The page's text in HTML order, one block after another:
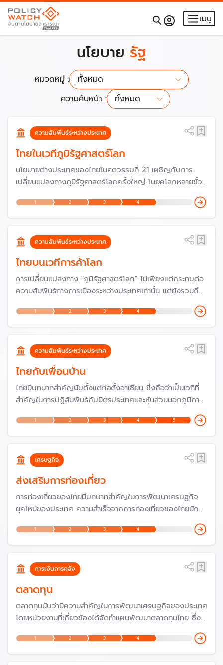
เมนู
นโยบาย รัฐ
หมวดหมู่ :
ทั้งหมด
ความคืบหน้า :
ทั้งหมด
ทั้งหมด
ตัดสินใจ
ประเมินผล
ความสัมพันธ์ระหว่างประเทศ
ไทยในเวทีภูมิรัฐศาสตร์โลก
นโยบายต่างประเทศของไทยในศตวรรษที่ 21 เผชิญกับการ
เปลี่ยนแปลงทางภูมิรัฐศาสตร์โลกครั้งใหญ่ ในยุคโลกหลายขั้ว
นโยบาย "สะพานเชื่อมและสร้างสมดุล" แต่จะประสบความสำเร็จ
แค่ไหน ถือเป็นความท้าทายอย่างมากว่าประเทศจะอยู่อย่างไร
1 2 3 4
ความสัมพันธ์ระหว่างประเทศ
ไทยบนเวทีการค้าโลก
การเปลี่ยนแปลงทาง "ภูมิรัฐศาสตร์โลก" ไม่เพียงแต่กระทบต่อ
ความสัมพันธ์ทางการเมืองระหว่างประเทศเท่านั้น แต่ยังรวมถึง
ทางเศรษฐกิจอีกด้วยที่ประเทศมหาอำนาจใช้เป็น "อาวุธ" หรือที่
เรียกว่า "สงครามการค้า" ดังนั้น จึงเป็นความท้าทายว่า
ประเทศไทยจะผ่ากระแสระเบียบโลกยุคใหม่ไปได้อย่างไร
1 2 3 4
ความสัมพันธ์ระหว่างประเทศ
ไทยกับเพื่อนบ้าน
ไทยมีบทบาทสำคัญนับตั้งแต่ก่อตั้งอาเซียน ซึ่งถือว่าเป็นเวทีที่
สำคัญในการปฏิสัมพันธ์กับมิตรประเทศและหุ้นส่วนนอกภูมิภาค
เพื่อส่งเสริมสันติภาพและความเจริญรุ่งเรืองของภูมิภาค รวม
ทั้งเป็นเครื่องมือด้านการต่างประเทศอย่างหนึ่งที่สำคัญของไทย
ในการช่วยผลักดันนโยบายและประเด็นที่ไทยให้ความสำคัญให้
1 2 3 4 5
เศรษฐกิจ
ส่งเสริมการท่องเที่ยว
การท่องเที่ยวของไทยมีบทบาทสำคัญในการพัฒนาเศรษฐกิจ
ยุคใหม่ของประเทศ ความสำเร็จจากการท่องเที่ยวของไทยมักจะ
เศรษฐกิจภาคบริการ ซึ่งปัจจุบัน มูลค่าทางเศรษฐกิจจากการ
ท่องเที่ยวของไทยมีสัดส่วนสูงมากถึง 20% ของผลิตภัณฑ์
1 2 3 4
การเงินการคลัง
ตลาดทุน
ตลาดทุนนับว่ามีความสำคัญในการพัฒนาเศรษฐกิจของประเทศ
โดยหน่วยงานที่เกี่ยวข้องได้จัดทำแผนพัฒนาตลาดทุนไทย ซึ่ง
ปัจจุบันเป็นฉบับที่ 4 จากปี 2565–2570 ซึ่งเป็นช่วงที่โลกมี
การเปลี่ยนแปลงในหลายด้านที่สาคัญ คือ ความก้าวหน้าทาง
เทคโนโลยี การเปลี่ยนแปลงสภาพภูมิอากาศ สังคมสูงวัยและ
1 2 3 4